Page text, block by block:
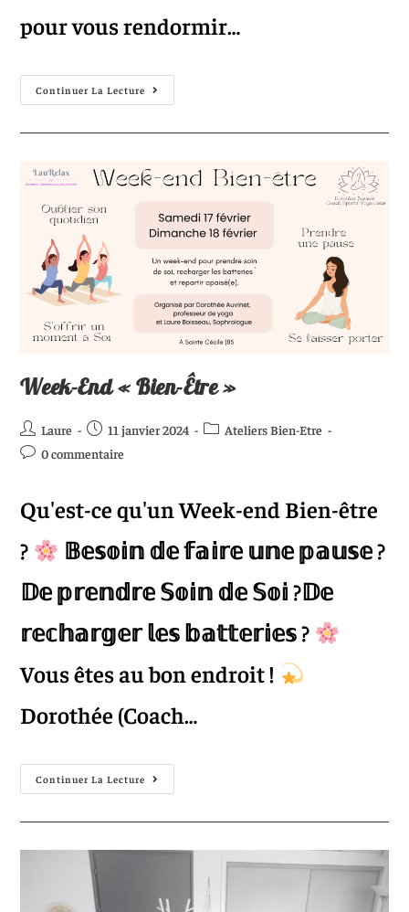
pour vous rendormir…
Continuer La Lecture
Week-End « Bien-Être »
Laure 11 janvier 2024
Ateliers Bien-Etre
0 commentaire
Qu'est-ce qu'un Week-end Bien-être
?
𝔹𝕖𝕤𝕠𝕚𝕟 𝕕𝕖 𝕗𝕒𝕚𝕣𝕖 𝕦𝕟𝕖 𝕡𝕒𝕦𝕤𝕖 ?
𝔻𝕖 𝕡𝕣𝕖𝕟𝕕𝕣𝕖 𝕊𝕠𝕚𝕟 𝕕𝕖 𝕊𝕠𝕚 ?𝔻𝕖
𝕣𝕖𝕔𝕙𝕒𝕣𝕘𝕖𝕣 𝕝𝕖𝕤 𝕓𝕒𝕥𝕥𝕖𝕣𝕚𝕖𝕤 ?
Vous êtes au bon endroit !
Dorothée (Coach…
Continuer La Lecture